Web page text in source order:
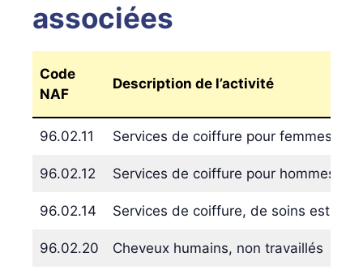
associées
Code
NAF
Description de l’activité
96.02.11 Services de coiffure pour femmes et
96.02.12 Services de coiffure pour hommes et
96.02.14 Services de coiffure, de soins
96.02.20 Cheveux humains, non travaillés